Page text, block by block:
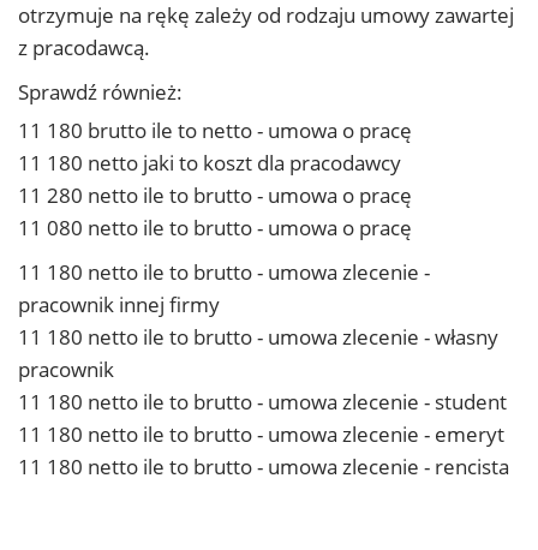
otrzymuje na rękę zależy od rodzaju umowy zawartej
z pracodawcą.
Sprawdź również:
11 180 brutto ile to netto - umowa o pracę
11 180 netto jaki to koszt dla pracodawcy
11 280 netto ile to brutto - umowa o pracę
11 080 netto ile to brutto - umowa o pracę
11 180 netto ile to brutto - umowa zlecenie -
pracownik innej firmy
11 180 netto ile to brutto - umowa zlecenie - własny
pracownik
11 180 netto ile to brutto - umowa zlecenie - student
11 180 netto ile to brutto - umowa zlecenie - emeryt
11 180 netto ile to brutto - umowa zlecenie - rencista